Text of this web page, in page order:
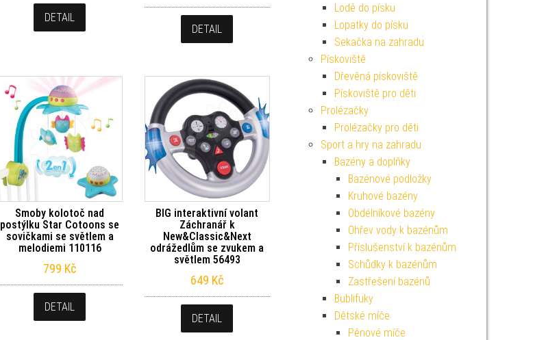
DETAIL
DETAIL
Smoby kolotoč nad
postýlku Star Cotoons se
sovičkami se světlem a
melodiemi 110116
799 Kč
DETAIL
BIG interaktivní volant
Záchranář k
New&Classic&Next
odrážedlům se zvukem a
světlem 56493
649 Kč
DETAIL
Lodě do písku
Lopatky do písku
Sekačka na zahradu
Pískoviště
Dřevěná pískoviště
Pískoviště pro děti
Prolézačky
Prolézačky pro děti
Sport a hry na zahradu
Bazény a doplňky
Bazénové podložky
Kruhové bazény
Obdélníkové bazény
Ohřev vody k bazénům
Příslušenství k bazénům
Schůdky k bazénům
Zastřešení bazénů
Bublifuky
Dětské míče
Pěnové míče